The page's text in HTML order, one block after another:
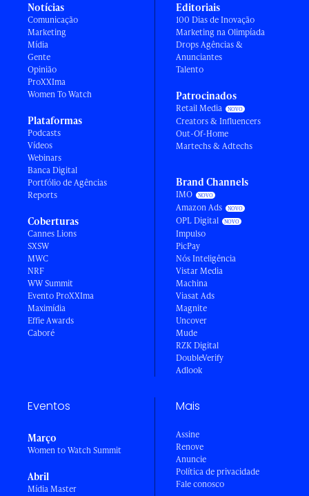
Notícias
Comunicação
Marketing
Mídia
Gente
Opinião
ProXXIma
Women To Watch
Plataformas
Podcasts
Vídeos
Webinars
Banca Digital
Portfólio de Agências
Reports
Coberturas
Cannes Lions
SXSW
MWC
NRF
WW Summit
Evento ProXXIma
Maximídia
Effie Awards
Caboré
Editoriais
100 Dias de Inovação
Marketing na Olimpíada
Drops Agências &
Anunciantes
Talento
Patrocinados
Retail Media
Creators & Influencers
Out-Of-Home
Martechs & Adtechs
Brand Channels
IMO
Amazon Ads
OPL Digital
Impulso
PicPay
Nós Inteligência
Vistar Media
Machina
Viasat Ads
Magnite
Uncover
Mude
RZK Digital
DoubleVerify
Adlook
Eventos
Março
Women to Watch Summit
Abril
Mídia Master
Mais
Assine
Renove
Anuncie
Política de privacidade
Fale conosco